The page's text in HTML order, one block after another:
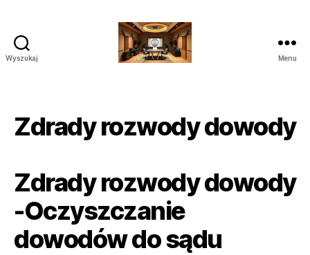
Wyszukaj
Sądu
Audio
Menu
Zdrady rozwody dowody
Zdrady rozwody dowody
-Oczyszczanie
dowodów do sądu